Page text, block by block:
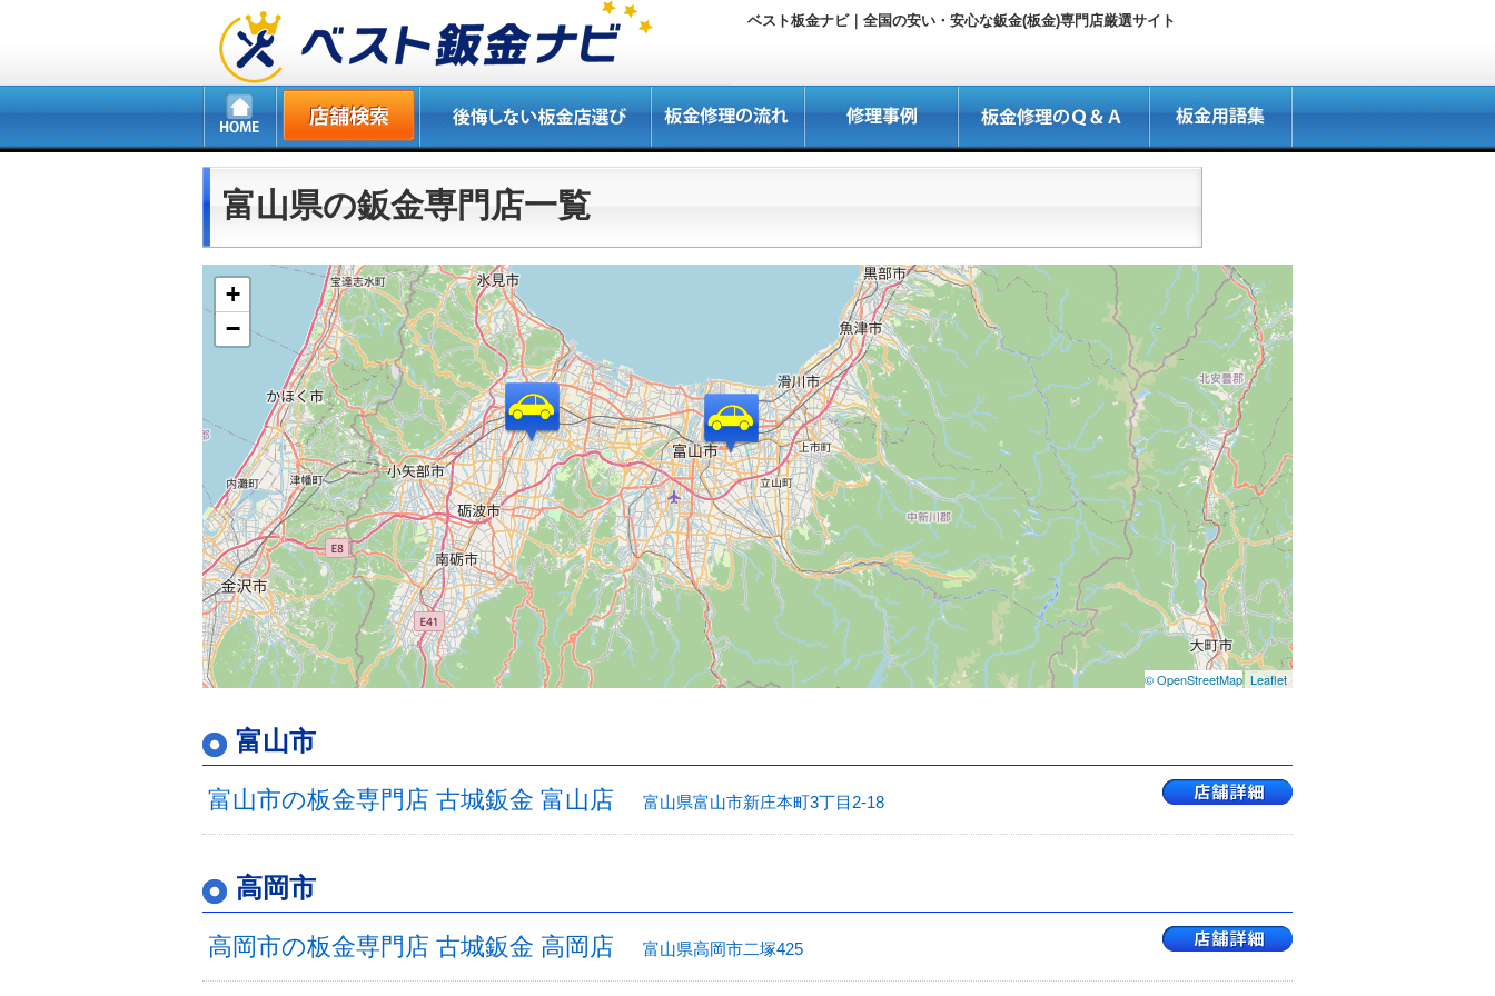
ベスト板金ナビ｜全国の安い・安心な鈑金(板金)専門店厳選サイト
富山県の鈑金専門店一覧
© OpenStreetMap
+
−
Leaflet
富山市
富山市の板金専門店 古城鈑金 富山店 富山県富山市新庄本町3丁目2-18
高岡市
高岡市の板金専門店 古城鈑金 高岡店 富山県高岡市二塚425